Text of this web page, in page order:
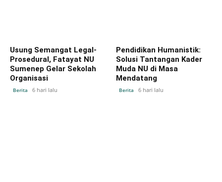
Usung Semangat Legal-
Prosedural, Fatayat NU
Sumenep Gelar Sekolah
Organisasi
Berita 6 hari lalu
Pendidikan Humanistik:
Solusi Tantangan Kader
Muda NU di Masa
Mendatang
Berita 6 hari lalu